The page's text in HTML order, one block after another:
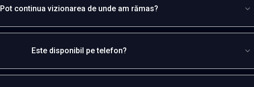
Pot continua vizionarea de unde am rămas?
Este disponibil pe telefon?